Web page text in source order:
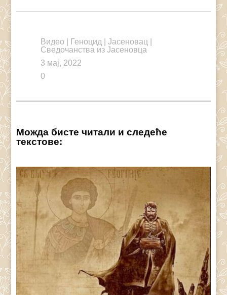
Видео Геноцид Јасеновац
Сведочанства из Јасеновца
3 мај, 2022
0
Можда бисте читали и следеће
текстове: